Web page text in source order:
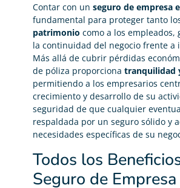
Contar con un seguro de empresa
fundamental para proteger tanto
patrimonio como a los empleados,
la continuidad del negocio frente a
Más allá de cubrir pérdidas
de póliza proporciona tranquilidad
permitiendo a los empresarios
crecimiento y desarrollo de su
seguridad de que cualquier
respaldada por un seguro sólido y
necesidades específicas de su
Todos los
Seguro de Empresa